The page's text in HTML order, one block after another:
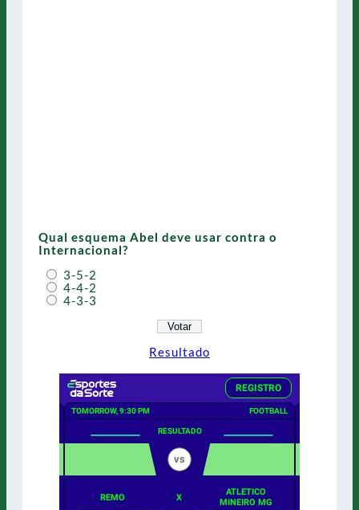
Qual esquema Abel deve usar contra o
Internacional?
3-5-2
4-4-2
4-3-3
Resultado